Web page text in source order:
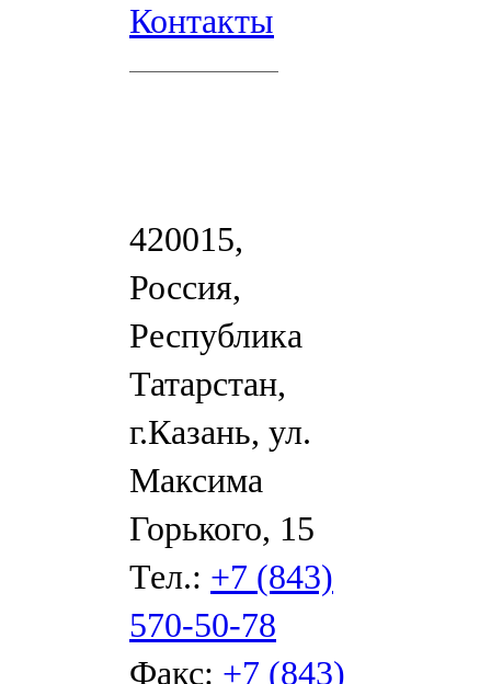
Контакты
420015,
Россия,
Республика
Татарстан,
г.Казань, ул.
Максима
Горького, 15
Тел.: +7 (843)
570-50-78
Факс: +7 (843)